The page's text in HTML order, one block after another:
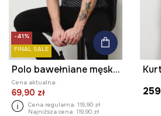
-41%
FINAL SALE
Polo bawełniane męskie z elastanem z drobnym wzorem
Cena aktualna:
69,90 zł
Cena regularna: 119,90 zł
Najniższa cena: 119,90 zł